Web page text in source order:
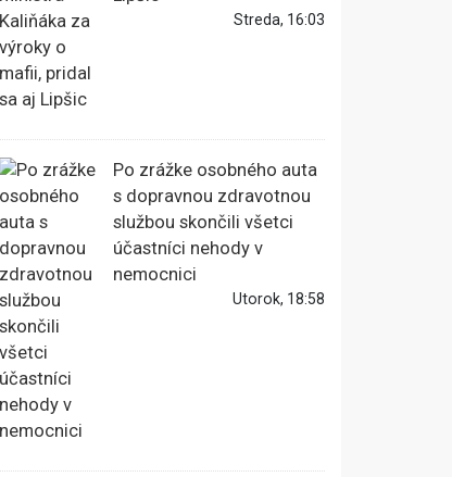
Streda, 16:03
Po zrážke osobného auta
s dopravnou zdravotnou
službou skončili všetci
účastníci nehody v
nemocnici
Utorok, 18:58